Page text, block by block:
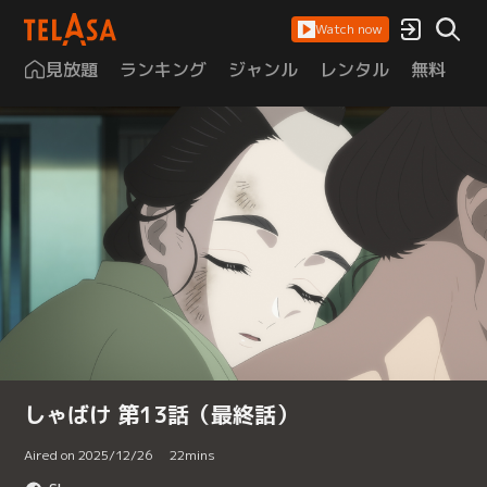
Watch now
見放題 ランキング ジャンル レンタル 無料
しゃばけ 第13話（最終話）
Aired on 2025/12/26 22mins